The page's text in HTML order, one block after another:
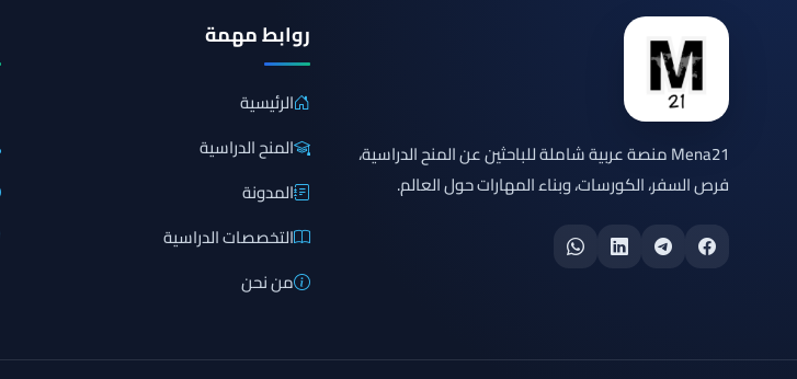
Mena21 منصة عربية شاملة للباحثين عن المنح الدراسية،
فرص السفر، الكورسات، وبناء المهارات حول العالم.
روابط مهمة
الرئيسية
المنح الدراسية
المدونة
التخصصات الدراسية
من نحن